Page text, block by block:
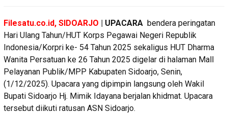
Filesatu.co.id, SIDOARJO | UPACARA bendera peringatan
Hari Ulang Tahun/HUT Korps Pegawai Negeri Republik
Indonesia/Korpri ke- 54 Tahun 2025 sekaligus HUT Dharma
Wanita Persatuan ke 26 Tahun 2025 digelar di halaman Mall
Pelayanan Publik/MPP Kabupaten Sidoarjo, Senin,
(1/12/2025). Upacara yang dipimpin langsung oleh Wakil
Bupati Sidoarjo Hj. Mimik Idayana berjalan khidmat. Upacara
tersebut diikuti ratusan ASN Sidoarjo.